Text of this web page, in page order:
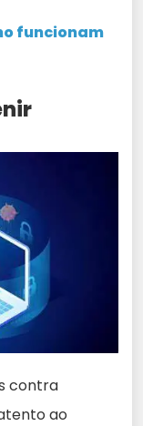
funcionam
contra
ao